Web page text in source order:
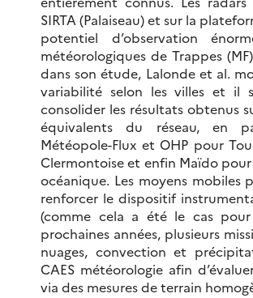
SIRTA (Palaiseau) et sur la
potentiel d’observation
météorologiques de Trappes
dans son étude, Lalonde et al.
variabilité selon les villes et il
consolider les résultats obtenus
équivalents du réseau, en
Météopole-Flux et OHP pour
Clermontoise et enfin Maïdo
océanique. Les moyens
renforcer le dispositif
(comme cela a été le cas pour
prochaines années, plusieurs
nuages, convection et
CAES météorologie afin
via des mesures de terrain